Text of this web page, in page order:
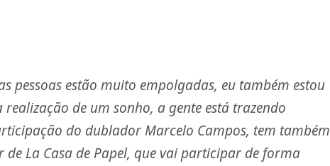
pessoas estão muito empolgadas, eu também estou
de um sonho, a gente está trazendo
do dublador Marcelo Campos, tem também
La Casa de Papel, que vai participar de forma